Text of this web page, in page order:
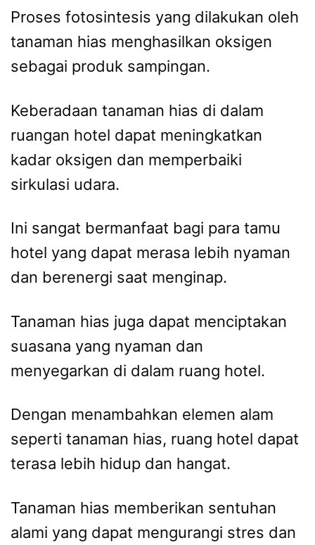
Proses fotosintesis yang dilakukan oleh
tanaman hias menghasilkan oksigen
sebagai produk sampingan.
Keberadaan tanaman hias di dalam
ruangan hotel dapat meningkatkan
kadar oksigen dan memperbaiki
sirkulasi udara.
Ini sangat bermanfaat bagi para tamu
hotel yang dapat merasa lebih nyaman
dan berenergi saat menginap.
Tanaman hias juga dapat menciptakan
suasana yang nyaman dan
menyegarkan di dalam ruang hotel.
Dengan menambahkan elemen alam
seperti tanaman hias, ruang hotel dapat
terasa lebih hidup dan hangat.
Tanaman hias memberikan sentuhan
alami yang dapat mengurangi stres dan